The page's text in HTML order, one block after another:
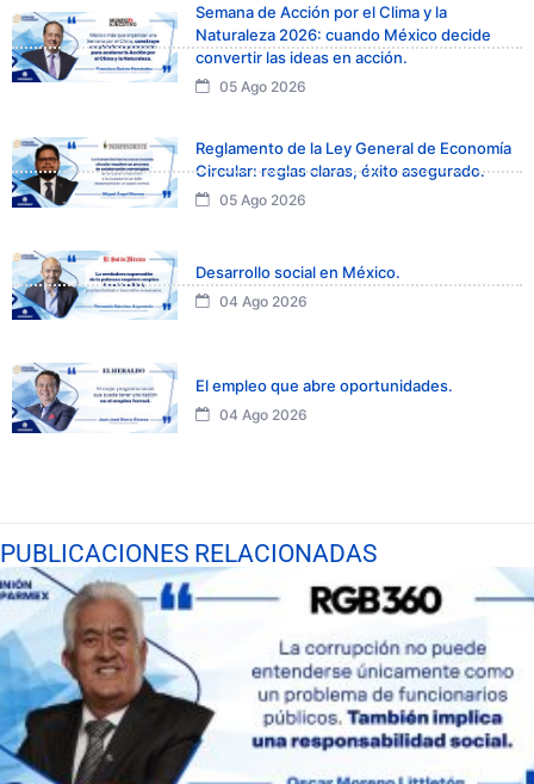
Semana de Acción por el Clima y la
Naturaleza 2026: cuando México decide
convertir las ideas en acción.
05 Ago 2026
Reglamento de la Ley General de Economía
Circular: reglas claras, éxito asegurado.
05 Ago 2026
Desarrollo social en México.
04 Ago 2026
El empleo que abre oportunidades.
04 Ago 2026
PUBLICACIONES RELACIONADAS